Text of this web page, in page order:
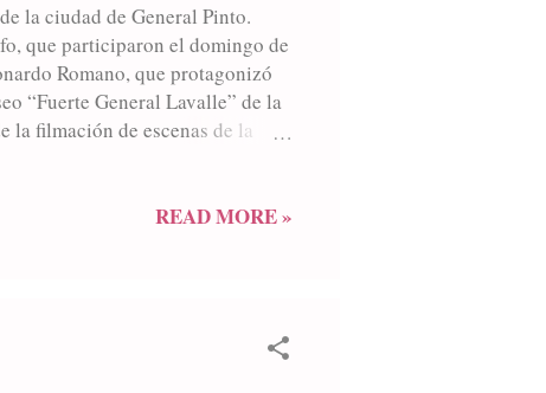
la ciudad de General Pinto.
que participaron el domingo de
Romano, que protagonizó
“Fuerte General Lavalle” de la
la filmación de escenas de la
de El Triunfo, bajo la dirección
READ MORE »